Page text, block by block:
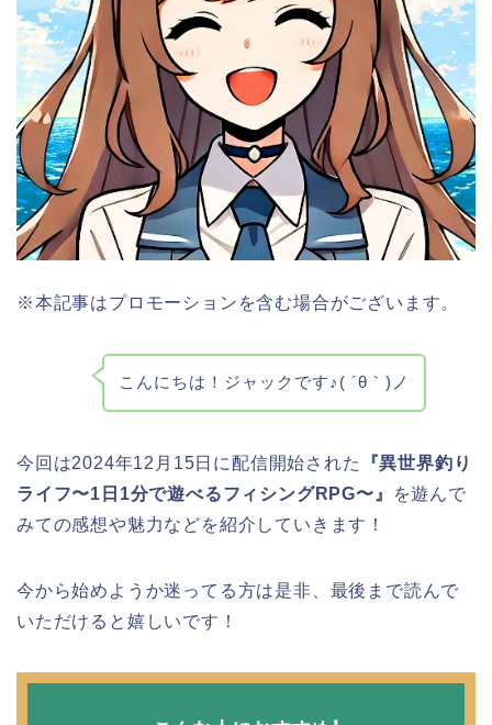
※本記事はプロモーションを含む場合がございます。
こんにちは！ジャックです♪( ´θ｀)ノ
今回は2024年12月15日に配信開始された
『異世界釣り
ライフ〜1日1分で遊べるフィシングRPG〜』
を遊んで
みての感想や魅力などを紹介していきます！
今から始めようか迷ってる方は是非、最後まで読んで
いただけると嬉しいです！